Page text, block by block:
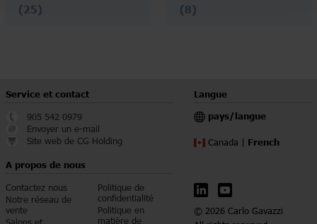
(25) (8)
Service et contact
905 542 0979
Envoyer un e-mail
Site web de CG Holding
A propos de nous
Contactez nous
Notre réseau de
vente
Salons et
Politique de
confidentialité
Politique en
matière de
Langue
pays/langue
Canada | French
© 2026 Carlo Gavazzi